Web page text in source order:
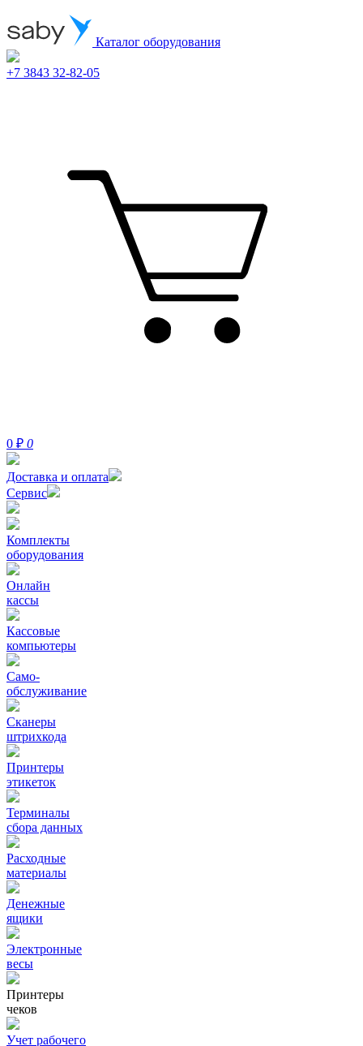
Каталог оборудования
+7 3843 32-82-05
0 ₽ 0
Доставка и оплата
Сервис
Комплекты
оборудования
Онлайн
кассы
Кассовые
компьютеры
Само-
обслуживание
Сканеры
штрихкода
Принтеры
этикеток
Терминалы
сбора данных
Расходные
материалы
Денежные
ящики
Электронные
весы
Принтеры
чеков
Учет рабочего